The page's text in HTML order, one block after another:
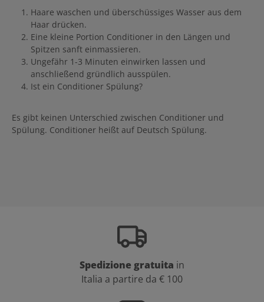
Haare waschen und überschüssiges Wasser aus dem
Haar drücken.
Eine kleine Portion Conditioner in den Längen und
Spitzen sanft einmassieren.
Ungefähr 1-3 Minuten einwirken lassen und
anschließend gründlich ausspülen.
Ist ein Conditioner Spülung?
Es gibt keinen Unterschied zwischen Conditioner und
Spülung. Conditioner heißt auf Deutsch Spülung.
Spedizione gratuita in
Italia a partire da € 100